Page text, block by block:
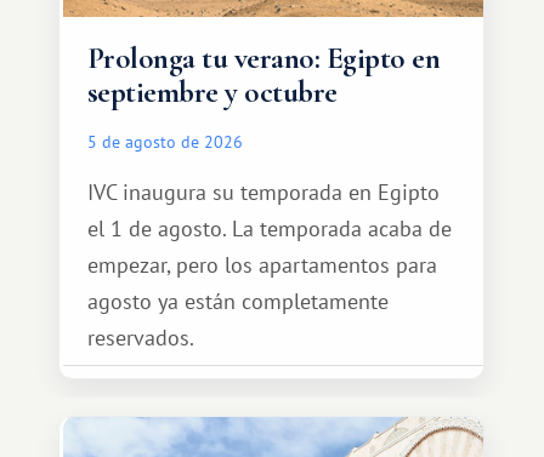
Prolonga tu verano: Egipto en
septiembre y octubre
5 de agosto de 2026
IVC inaugura su temporada en Egipto
el 1 de agosto. La temporada acaba de
empezar, pero los apartamentos para
agosto ya están completamente
reservados.